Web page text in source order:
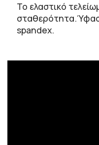
Το ελαστικό
spandex.